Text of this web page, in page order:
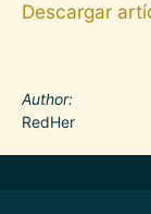
Descargar
Author
RedHer